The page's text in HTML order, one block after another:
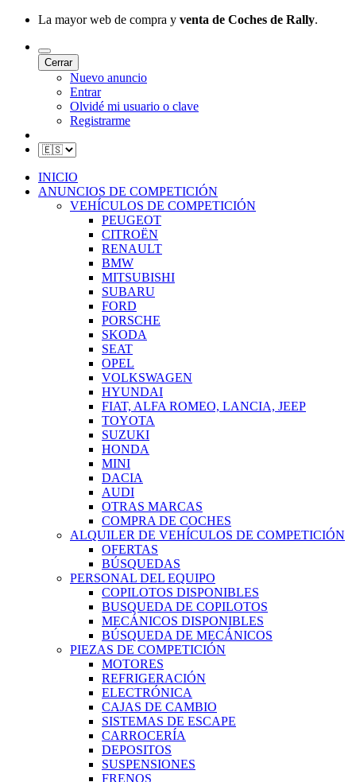
La mayor web de compra y venta de Coches de Rally.
Cerrar
Nuevo anuncio
Entrar
Olvidé mi usuario o clave
Registrarme
INICIO
ANUNCIOS DE COMPETICIÓN
VEHÍCULOS DE COMPETICIÓN
PEUGEOT
CITROËN
RENAULT
BMW
MITSUBISHI
SUBARU
FORD
PORSCHE
SKODA
SEAT
OPEL
VOLKSWAGEN
HYUNDAI
FIAT, ALFA ROMEO, LANCIA, JEEP
TOYOTA
SUZUKI
HONDA
MINI
DACIA
AUDI
OTRAS MARCAS
COMPRA DE COCHES
ALQUILER DE VEHÍCULOS DE COMPETICIÓN
OFERTAS
BÚSQUEDAS
PERSONAL DEL EQUIPO
COPILOTOS DISPONIBLES
BUSQUEDA DE COPILOTOS
MECÁNICOS DISPONIBLES
BÚSQUEDA DE MECÁNICOS
PIEZAS DE COMPETICIÓN
MOTORES
REFRIGERACIÓN
ELECTRÓNICA
CAJAS DE CAMBIO
SISTEMAS DE ESCAPE
CARROCERÍA
DEPOSITOS
SUSPENSIONES
FRENOS